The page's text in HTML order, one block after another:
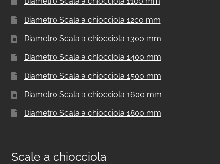
Diametro Scala a chiocciola 1200 mm
Diametro Scala a chiocciola 1300 mm
Diametro Scala a chiocciola 1400 mm
Diametro Scala a chiocciola 1500 mm
Diametro Scala a chiocciola 1600 mm
Diametro Scala a chiocciola 1800 mm
Scale a chiocciola